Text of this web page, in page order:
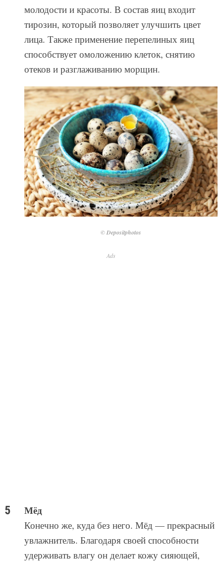
молодости и красоты. В состав яиц входит
тирозин, который позволяет улучшить цвет
лица. Также применение перепелиных яиц
способствует омоложению клеток, снятию
отеков и разглаживанию морщин.
© Depositphotos
Ads
Мёд
Конечно же, куда без него. Мёд — прекрасный
увлажнитель. Благодаря своей способности
удерживать влагу он делает кожу сияющей,